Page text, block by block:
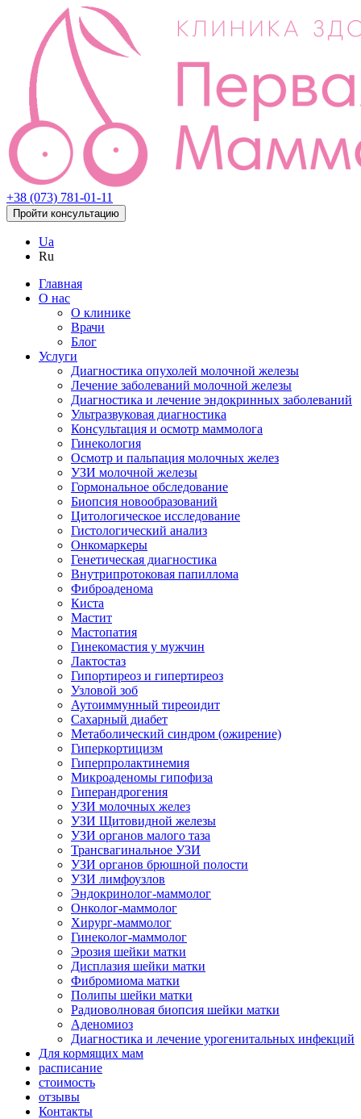
+38 (073) 781-01-11
Пройти консультацию
Ua
Ru
Главная
О нас
О клинике
Врачи
Блог
Услуги
Диагностика опухолей молочной железы
Лечение заболеваний молочной железы
Диагностика и лечение эндокринных заболеваний
Ультразвуковая диагностика
Консультация и осмотр маммолога
Гинекология
Осмотр и пальпация молочных желез
УЗИ молочной железы
Гормональное обследование
Биопсия новообразований
Цитологическое исследование
Гистологический анализ
Онкомаркеры
Генетическая диагностика
Внутрипротоковая папиллома
Фиброаденома
Киста
Мастит
Мастопатия
Гинекомастия у мужчин
Лактостаз
Гипортиреоз и гипертиреоз
Узловой зоб
Аутоиммунный тиреоидит
Сахарный диабет
Метаболический синдром (ожирение)
Гиперкортицизм
Гиперпролактинемия
Микроаденомы гипофиза
Гиперандрогения
УЗИ молочных желез
УЗИ Щитовидной железы
УЗИ органов малого таза
Трансвагинальное УЗИ
УЗИ органов брюшной полости
УЗИ лимфоузлов
Эндокринолог-маммолог
Онколог-маммолог
Хирург-маммолог
Гинеколог-маммолог
Эрозия шейки матки
Дисплазия шейки матки
Фибромиома матки
Полипы шейки матки
Радиоволновая биопсия шейки матки
Аденомиоз
Диагностика и лечение урогенитальных инфекций
Для кормящих мам
расписание
стоимость
отзывы
Контакты